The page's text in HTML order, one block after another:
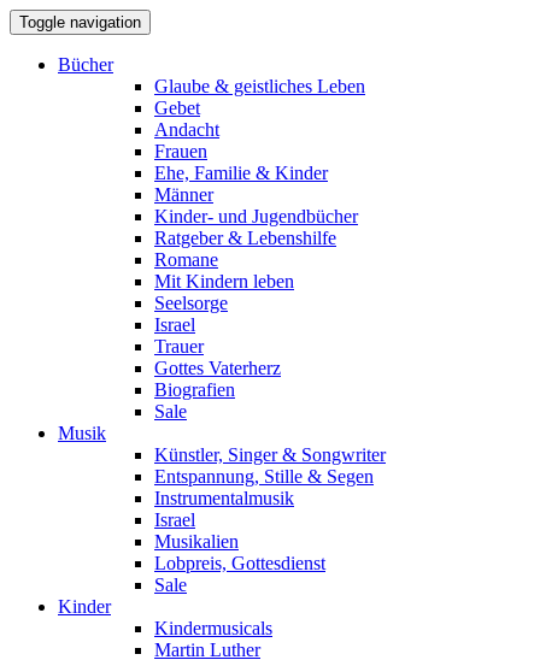
Toggle navigation
Bücher
Glaube & geistliches Leben
Gebet
Andacht
Frauen
Ehe, Familie & Kinder
Männer
Kinder- und Jugendbücher
Ratgeber & Lebenshilfe
Romane
Mit Kindern leben
Seelsorge
Israel
Trauer
Gottes Vaterherz
Biografien
Sale
Musik
Künstler, Singer & Songwriter
Entspannung, Stille & Segen
Instrumentalmusik
Israel
Musikalien
Lobpreis, Gottesdienst
Sale
Kinder
Kindermusicals
Martin Luther